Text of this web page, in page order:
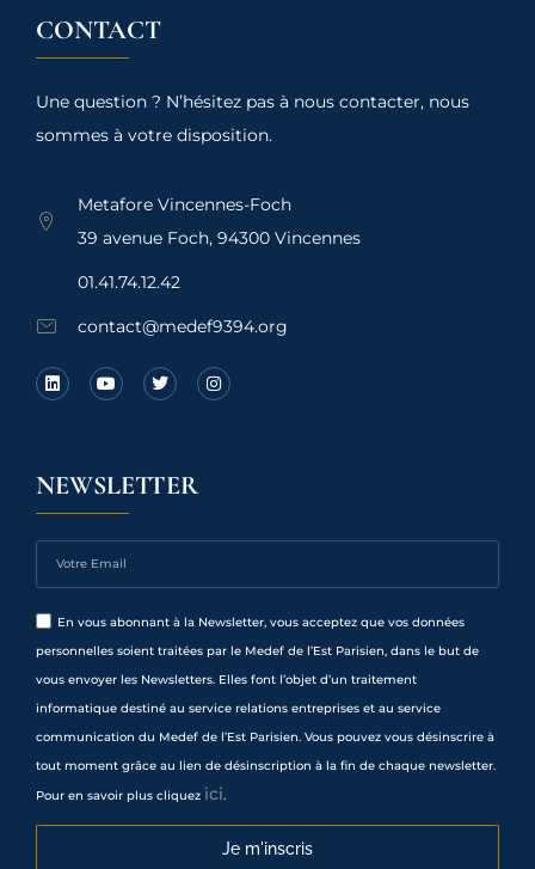
CONTACT
Une question ? N’hésitez pas à nous contacter, nous
sommes à votre disposition.
Metafore Vincennes-Foch
39 avenue Foch, 94300 Vincennes
01.41.74.12.42
contact@medef9394.org
NEWSLETTER
En vous abonnant à la Newsletter, vous acceptez que vos données
personnelles soient traitées par le Medef de l’Est Parisien, dans le but de
vous envoyer les Newsletters. Elles font l’objet d’un traitement
informatique destiné au service relations entreprises et au service
communication du Medef de l’Est Parisien. Vous pouvez vous désinscrire à
tout moment grâce au lien de désinscription à la fin de chaque newsletter.
Pour en savoir plus cliquez ici.
Je m'inscris